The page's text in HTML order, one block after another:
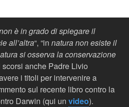
è in grado di spiegare il
all’altra“, “in natura non esiste il
si osserva la conservazione
scorsi anche Padre Livio
i titoli per intervenire a
sul recente libro contro la
Darwin (qui un video).